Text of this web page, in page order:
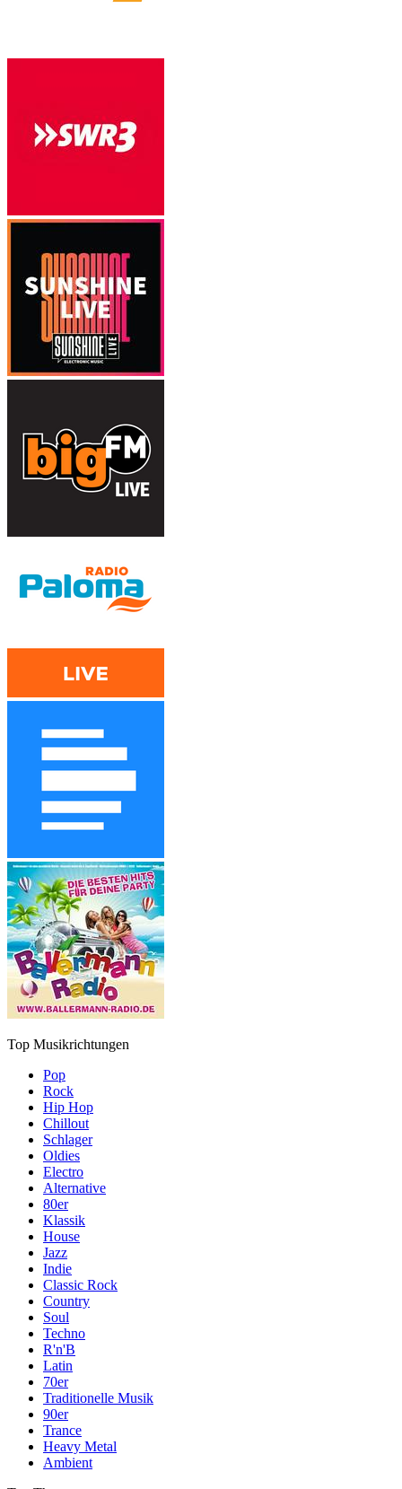
Top Musikrichtungen
Pop
Rock
Hip Hop
Chillout
Schlager
Oldies
Electro
Alternative
80er
Klassik
House
Jazz
Indie
Classic Rock
Country
Soul
Techno
R'n'B
Latin
70er
Traditionelle Musik
90er
Trance
Heavy Metal
Ambient